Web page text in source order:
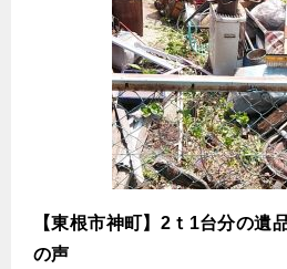
【東根市神町】2ｔ1台分の
の声